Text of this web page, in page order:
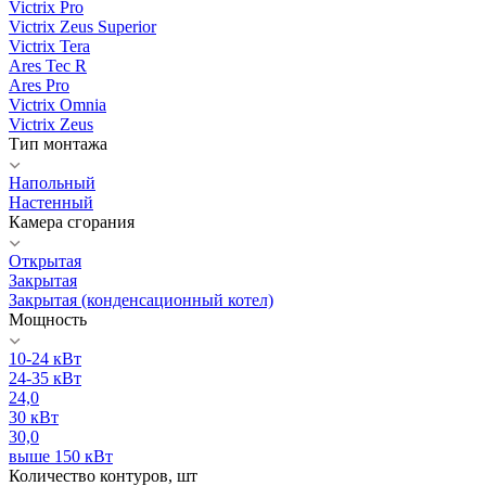
Victrix Pro
Victrix Zeus Superior
Victrix Tera
Ares Tec R
Ares Pro
Victrix Omnia
Victrix Zeus
Тип монтажа
Напольный
Настенный
Камера сгорания
Открытая
Закрытая
Закрытая (конденсационный котел)
Мощность
10-24 кВт
24-35 кВт
24,0
30 кВт
30,0
выше 150 кВт
Количество контуров, шт